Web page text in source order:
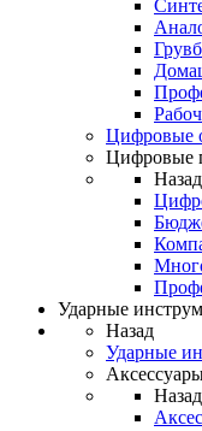
Цифровые
Цифровые
Назад
Ударные
Назад
Ударные
Назад